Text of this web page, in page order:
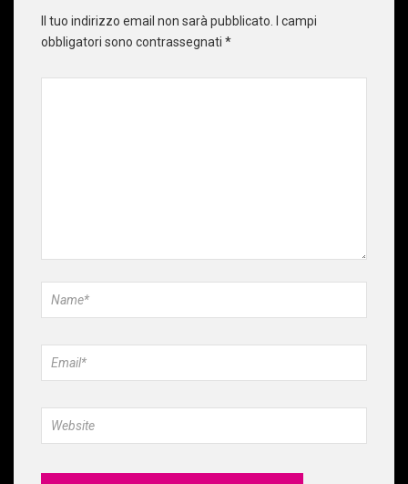
Il tuo indirizzo email non sarà pubblicato.
I campi
obbligatori sono contrassegnati *